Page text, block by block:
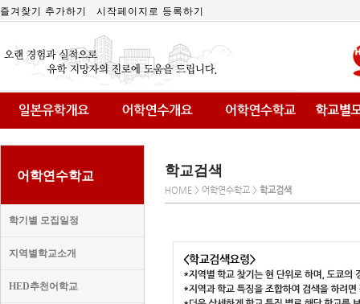
즐겨찾기 추가하기 시작페이지로 등록하기
어학연수학교
학기별 모집일정
지역별학교소개
HED추천어학교
학교검색
HOME > 어학연수학교 > 학교검색